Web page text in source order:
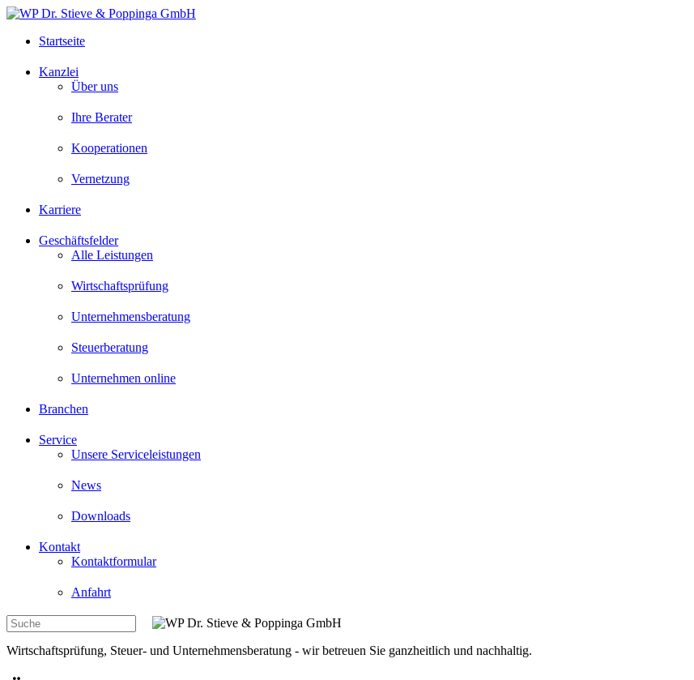
Startseite
Kanzlei
Über uns
Ihre Berater
Kooperationen
Vernetzung
Karriere
Geschäftsfelder
Alle Leistungen
Wirtschaftsprüfung
Unternehmensberatung
Steuerberatung
Unternehmen online
Branchen
Service
Unsere Serviceleistungen
News
Downloads
Kontakt
Kontaktformular
Anfahrt
Wirtschaftsprüfung, Steuer- und Unternehmensberatung - wir betreuen Sie ganzheitlich und nachhaltig.